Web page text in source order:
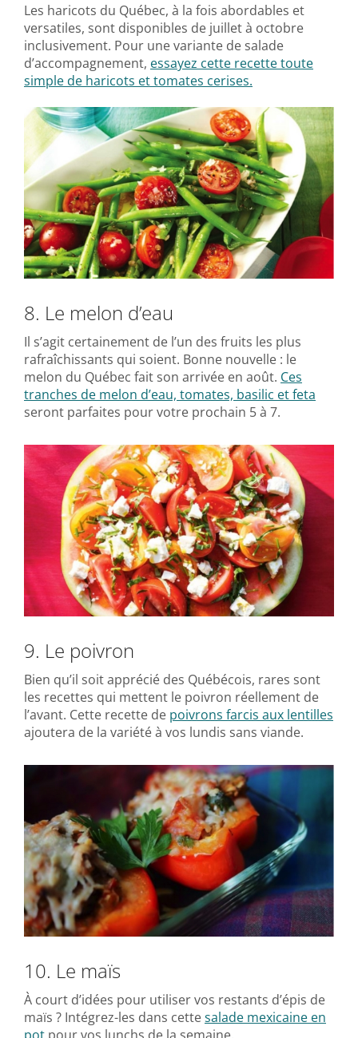
Les haricots du Québec, à la fois abordables et
versatiles, sont disponibles de juillet à octobre
inclusivement. Pour une variante de salade
d’accompagnement, essayez cette recette toute
simple de haricots et tomates cerises.
8. Le melon d’eau
Il s’agit certainement de l’un des fruits les plus
rafraîchissants qui soient. Bonne nouvelle : le
melon du Québec fait son arrivée en août. Ces
tranches de melon d’eau, tomates, basilic et feta
seront parfaites pour votre prochain 5 à 7.
9. Le poivron
Bien qu’il soit apprécié des Québécois, rares sont
les recettes qui mettent le poivron réellement de
l’avant. Cette recette de poivrons farcis aux lentilles
ajoutera de la variété à vos lundis sans viande.
10. Le maïs
À court d’idées pour utiliser vos restants d’épis de
maïs ? Intégrez-les dans cettesalade mexicaine en